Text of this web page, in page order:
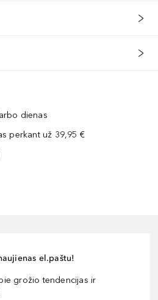
dienas
perkant už 39,95 €
el.paštu!
grožio tendencijas ir